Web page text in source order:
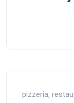
pizzeria,